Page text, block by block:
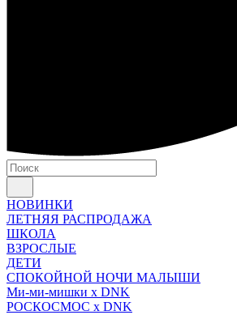
НОВИНКИ
ЛЕТНЯЯ РАСПРОДАЖА
ШКОЛА
ВЗРОСЛЫЕ
ДЕТИ
СПОКОЙНОЙ НОЧИ МАЛЫШИ
Ми-ми-мишки x DNK
РОСКОСМОС x DNK